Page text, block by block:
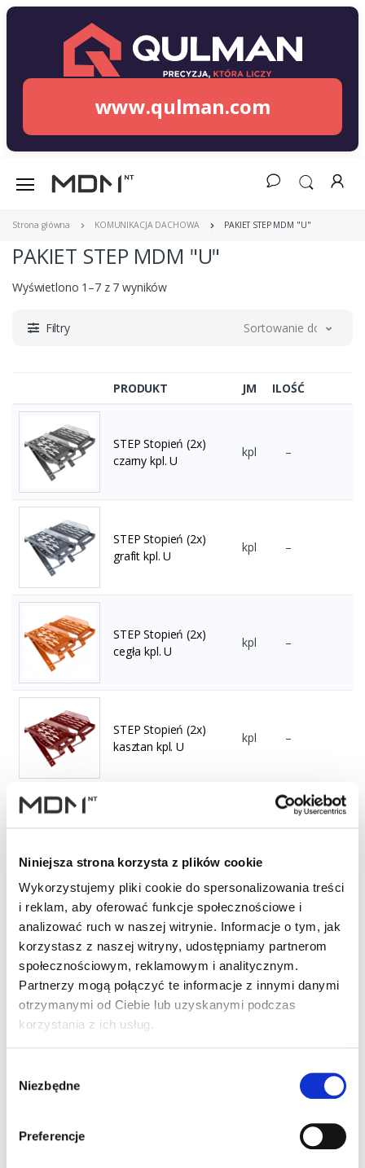
Niniejsza strona korzysta z plików cookie
Wykorzystujemy pliki cookie do spersonalizowania treści
i reklam, aby oferować funkcje społecznościowe i
analizować ruch w naszej witrynie. Informacje o tym, jak
korzystasz z naszej witryny, udostępniamy partnerom
społecznościowym, reklamowym i analitycznym.
Partnerzy mogą połączyć te informacje z innymi danymi
otrzymanymi od Ciebie lub uzyskanymi podczas
korzystania z ich usług.
zgody
Niezbędne
Preferencje
www.qulman.com
Strona główna KOMUNIKACJA DACHOWA PAKIET STEP MDM "U"
PAKIET STEP MDM "U"
Wyświetlono 1–7 z 7 wyników
Filtry Sortowanie domyślne
PRODUKT JM ILOŚĆ
STEP Stopień (2x)
czarny kpl. U
kpl –
STEP Stopień (2x)
grafit kpl. U
kpl –
STEP Stopień (2x)
cegła kpl. U
kpl –
STEP Stopień (2x)
kasztan kpl. U
kpl –
STEP Stopień (2x)
kpl –
STEP Stopień (2x)
ciemny brąz kpl. U
m2 –
STEP Stopień (2x)
czerwony kpl. U